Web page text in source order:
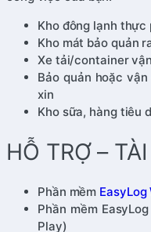
Kho đông lạnh
Kho mát bảo quản
Xe tải/container
Bảo quản hoặc
xin
Kho sữa, hàng tiêu
HỖ TRỢ –
Phần mềm EasyLog
Phần mềm
Play)